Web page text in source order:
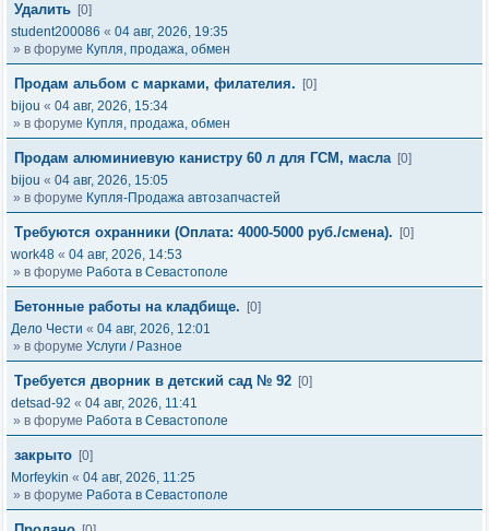
Удалить [0]
student200086 « 04 авг, 2026, 19:35
» в форуме Купля, продажа, обмен
Продам альбом с марками, филателия.
[0]
bijou « 04 авг, 2026, 15:34
» в форуме Купля, продажа, обмен
Продам алюминиевую канистру 60 л для ГСМ, масла [0]
bijou « 04 авг, 2026, 15:05
» в форуме Купля-Продажа автозапчастей
Требуются охранники (Оплата: 4000-5000 руб./смена).
[0]
work48 « 04 авг, 2026, 14:53
» в форуме Работа в Севастополе
Бетонные работы на кладбище.
[0]
Дело Чести « 04 авг, 2026, 12:01
» в форуме Услуги / Разное
Требуется дворник в детский сад № 92 [0]
detsad-92 « 04 авг, 2026, 11:41
» в форуме Работа в Севастополе
закрыто [0]
Morfeykin « 04 авг, 2026, 11:25
» в форуме Работа в Севастополе